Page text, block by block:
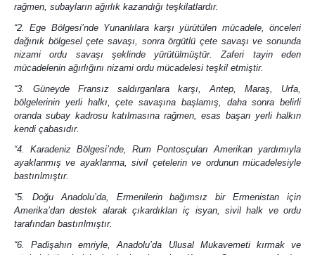
rağmen, subayların ağırlık kazandığı teşkilatlardır.
“2. Ege Bölgesi’nde Yunanlılara karşı yürütülen mücadele, önceleri
dağınık bölgesel çete savaşı, sonra örgütlü çete savaşı ve sonunda
nizami ordu savaşı şeklinde yürütülmüştür. Zaferi tayin eden
mücadelenin ağırlığını nizami ordu mücadelesi teşkil etmiştir.
“3. Güneyde Fransız saldırganlara karşı, Antep, Maraş, Urfa,
bölgelerinin yerli halkı, çete savaşına başlamış, daha sonra belirli
oranda subay kadrosu katılmasına rağmen, esas başarı yerli halkın
kendi çabasıdır.
“4. Karadeniz Bölgesi’nde, Rum Pontosçuları Amerikan yardımıyla
ayaklanmış ve ayaklanma, sivil çetelerin ve ordunun mücadelesiyle
bastırılmıştır.
“5. Doğu Anadolu’da, Ermenilerin bağımsız bir Ermenistan için
Amerika’dan destek alarak çıkardıkları iç isyan, sivil halk ve ordu
tarafından bastırılmıştır.
“6. Padişahın emriyle, Anadolu’da Ulusal Mukavemeti kırmak ve